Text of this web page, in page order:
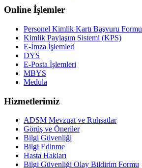
Online İşlemler
Personel Kimlik Kartı Başvuru Formu
Kimlik Paylaşım Sistemi (KPS)
E-İmza İşlemleri
DYS
E-Posta İşlemleri
MBYS
Medula
Hizmetlerimiz
ADSM Mevzuat ve Ruhsatlar
Görüş ve Öneriler
Bilgi Güvenliği
Bilgi Edinme
Hasta Hakları
Bilgi Güvenliği Olay Bildirim Formu